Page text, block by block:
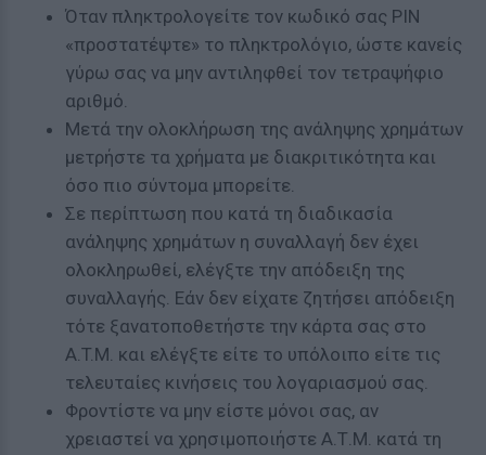
Όταν πληκτρολογείτε τον κωδικό σας ΡΙΝ
«προστατέψτε» το πληκτρολόγιο, ώστε κανείς
γύρω σας να μην αντιληφθεί τον τετραψήφιο
αριθμό.
Μετά την ολοκλήρωση της ανάληψης χρημάτων
μετρήστε τα χρήματα με διακριτικότητα και
όσο πιο σύντομα μπορείτε.
Σε περίπτωση που κατά τη διαδικασία
ανάληψης χρημάτων η συναλλαγή δεν έχει
ολοκληρωθεί, ελέγξτε την απόδειξη της
συναλλαγής. Εάν δεν είχατε ζητήσει απόδειξη
τότε ξανατοποθετήστε την κάρτα σας στο
A.T.M. και ελέγξτε είτε το υπόλοιπο είτε τις
τελευταίες κινήσεις του λογαριασμού σας.
Φροντίστε να μην είστε μόνοι σας, αν
χρειαστεί να χρησιμοποιήστε Α.Τ.Μ. κατά τη